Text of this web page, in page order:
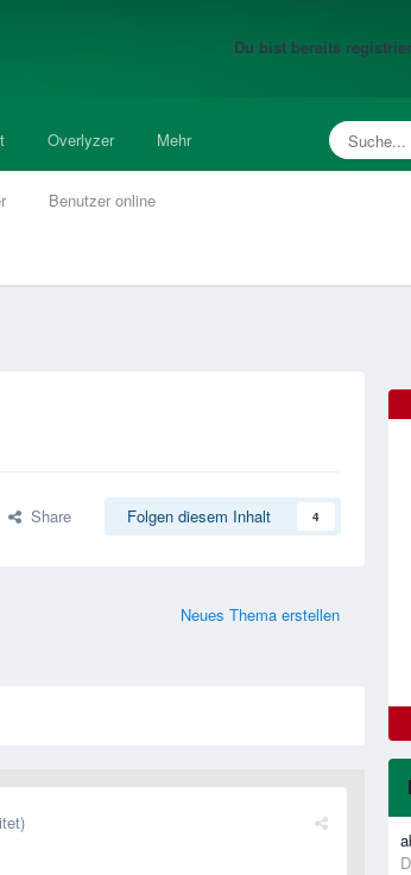
Du bist bereits
Benutzer online
Overlyzer Mehr
Share Folgen diesem Inhalt 4
Neues Thema erstellen